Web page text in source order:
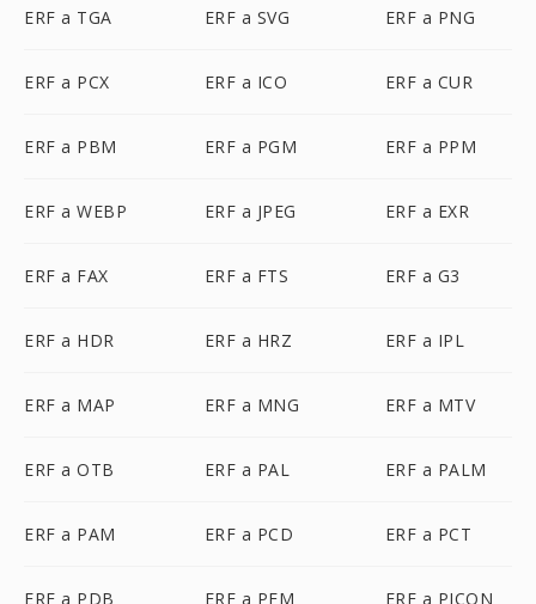
ERF a TGA ERF a SVG ERF a PNG
ERF a PCX ERF a ICO ERF a CUR
ERF a PBM ERF a PGM ERF a PPM
ERF a WEBP ERF a JPEG ERF a EXR
ERF a FAX ERF a FTS ERF a G3
ERF a HDR ERF a HRZ ERF a IPL
ERF a MAP ERF a MNG ERF a MTV
ERF a OTB ERF a PAL ERF a PALM
ERF a PAM ERF a PCD ERF a PCT
ERF a PDB ERF a PFM ERF a PICON